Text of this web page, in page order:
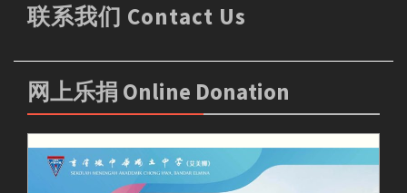
联系我们 Contact Us
网上乐捐 Online Donation